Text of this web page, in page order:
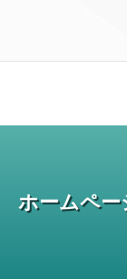
ホームペー